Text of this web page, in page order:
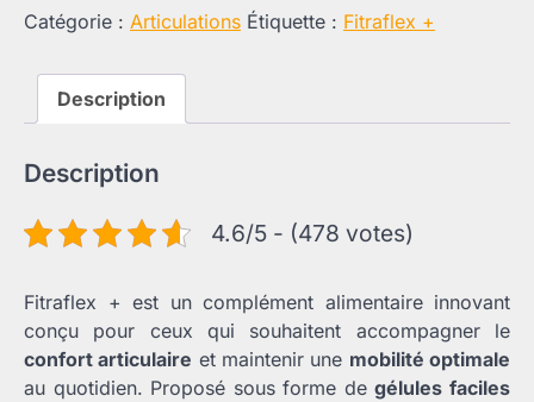
Catégorie : Articulations Étiquette : Fitraflex +
Description
Description
4.6/5 - (478 votes)
Fitraflex + est un complément alimentaire innovant
conçu pour ceux qui souhaitent accompagner le
confort articulaire et maintenir une mobilité optimale
au quotidien. Proposé sous forme degélules faciles